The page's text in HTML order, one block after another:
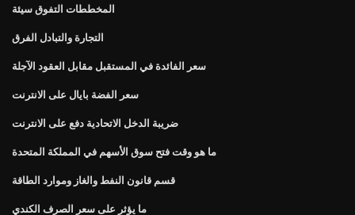
المخططات التفوق سيئة
التجارة والتبادل الفرق
سعر الفائدة في المستقبل مقابل العقود الآجلة
سعر الفضة بايال على الانترنت
ضريبة الدخل الاتحادية دفع على الانترنت
ما هو وقت فتح سوق الأسهم في المملكة المتحدة
قسم قانون النفط والغاز وموارد الطاقة
ما يؤثر على سعر الصرف الكندي